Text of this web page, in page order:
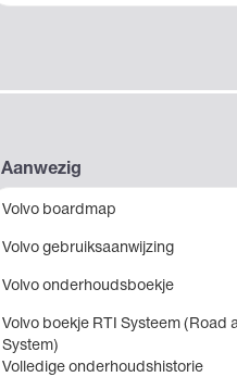
Aanwezig
Volvo boardmap
Volvo gebruiksaanwijzing
Volvo onderhoudsboekje
Volvo boekje RTI Systeem (Road
System)
Volledige onderhoudshistorie